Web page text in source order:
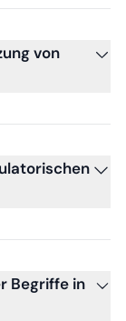
von
Begriffe in